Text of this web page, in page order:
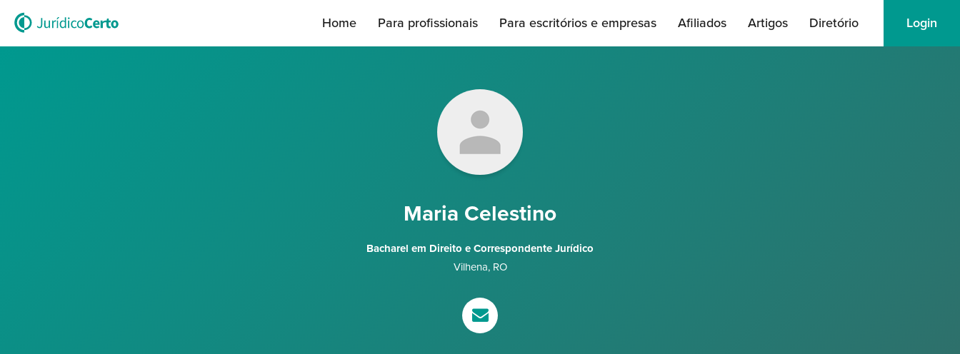
Home Para profissionais Para escritórios e empresas Afiliados Artigos Diretório Login
Maria Celestino
Bacharel em Direito e Correspondente Jurídico
Vilhena, RO